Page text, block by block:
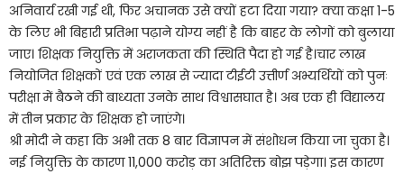
अनिवार्य रखी गई थी, फिर अचानक उसे क्यों हटा दिया गया? क्या कक्षा 1-5
के लिए भी बिहारी प्रतिभा पढ़ाने योग्य नहीं है कि बाहर के लोगों को बुलाया
जाए। शिक्षक नियुक्ति में अराजकता की स्थिति पैदा हो गई है।चार लाख
नियोजित शिक्षकों एवं एक लाख से ज्यादा टीईटी उत्तीर्ण अभ्यर्थियों को पुनः
परीक्षा में बैठने की बाध्यता उनके साथ विश्वासघात है। अब एक ही विद्यालय
में तीन प्रकार के शिक्षक हो जाएंगे।
श्री मोदी ने कहा कि अभी तक 8 बार विज्ञापन में संशोधन किया जा चुका है।
नई नियुक्ति के कारण 11,000 करोड़ का अतिरिक्त बोझ पड़ेगा। इस कारण